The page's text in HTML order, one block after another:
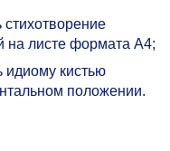
стихотворение
на листе формата А4;
идиому кистью
положении.